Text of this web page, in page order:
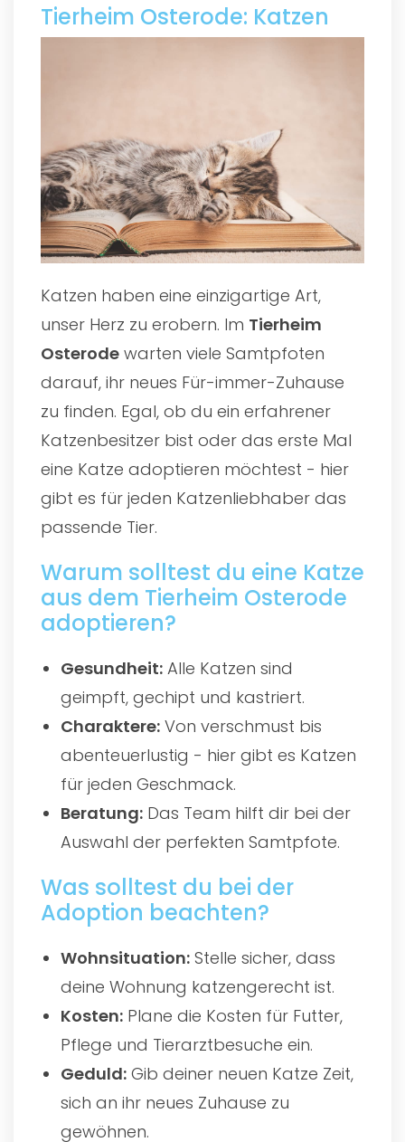
Tierheim Osterode: Katzen
Katzen haben eine einzigartige Art,
unser Herz zu erobern. Im Tierheim
Osterode warten viele Samtpfoten
darauf, ihr neues Für-immer-Zuhause
zu finden. Egal, ob du ein erfahrener
Katzenbesitzer bist oder das erste Mal
eine Katze adoptieren möchtest - hier
gibt es für jeden Katzenliebhaber das
passende Tier.
Warum solltest du eine Katze
aus dem Tierheim Osterode
adoptieren?
Gesundheit: Alle Katzen sind
geimpft, gechipt und kastriert.
Charaktere: Von verschmust bis
abenteuerlustig - hier gibt es Katzen
für jeden Geschmack.
Beratung: Das Team hilft dir bei der
Auswahl der perfekten Samtpfote.
Was solltest du bei der
Adoption beachten?
Wohnsituation: Stelle sicher, dass
deine Wohnung katzengerecht ist.
Kosten: Plane die Kosten für Futter,
Pflege und Tierarztbesuche ein.
Geduld: Gib deiner neuen Katze Zeit,
sich an ihr neues Zuhause zu
gewöhnen.